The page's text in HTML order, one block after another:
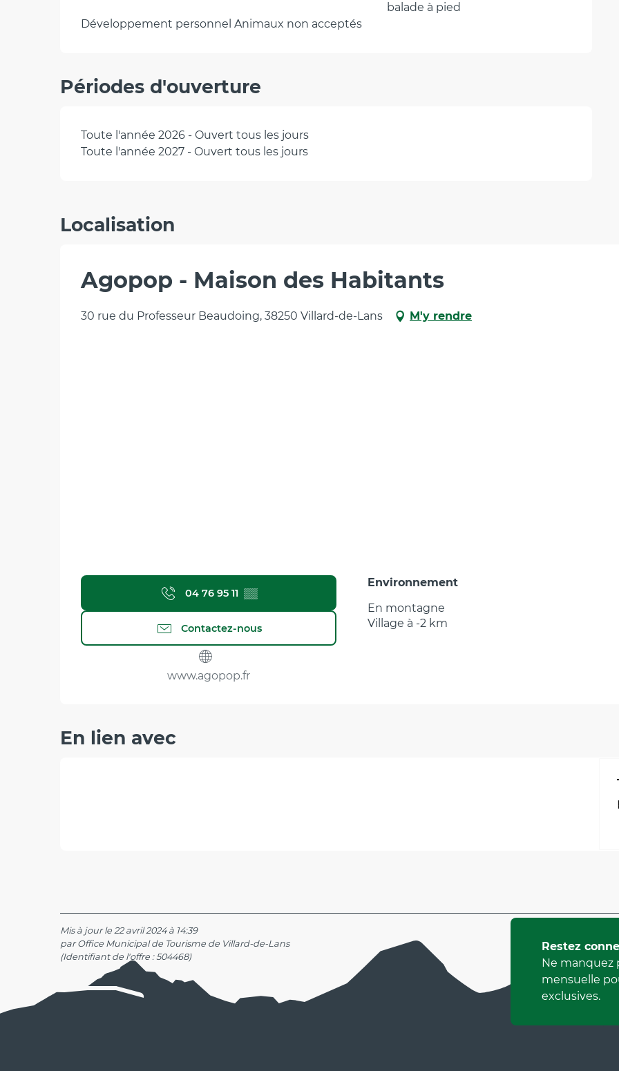
balade à pied
Développement personnel Animaux non acceptés
Périodes d'ouverture
Toute l'année 2026 - Ouvert tous les jours
Toute l'année 2027 - Ouvert tous les jours
Localisation
Agopop - Maison des Habitants
30 rue du Professeur Beaudoing, 38250 Villard-de-Lans M'y rendre
04 76 95 11 ▒▒
Contactez-nous
www.agopop.fr
Environnement
Environnement
En montagne
Village à -2 km
En lien avec
Mis à jour le 22 avril 2024 à 14:39
par Office Municipal de Tourisme de Villard-de-Lans
(Identifiant de l'offre :504468)
Restez
Ne manquez
mensuelle
exclusives.